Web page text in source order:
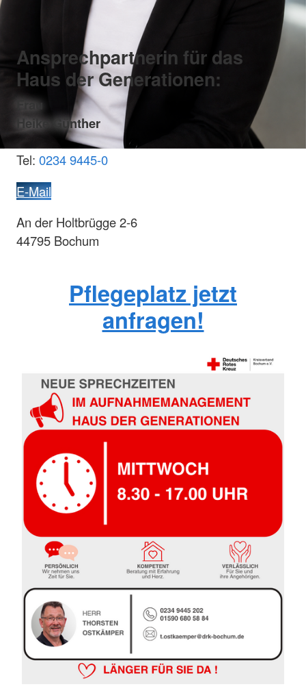
Ansprechpartnerin für das
Haus der Generationen:
Frau
Heike Günther
Tel: 02349445-0
E-Mail
An der Holtbrügge 2-6
44795 Bochum
Pflegeplatz jetzt
anfragen!